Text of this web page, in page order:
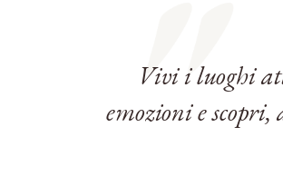
Vivi i luoghi
emozioni e